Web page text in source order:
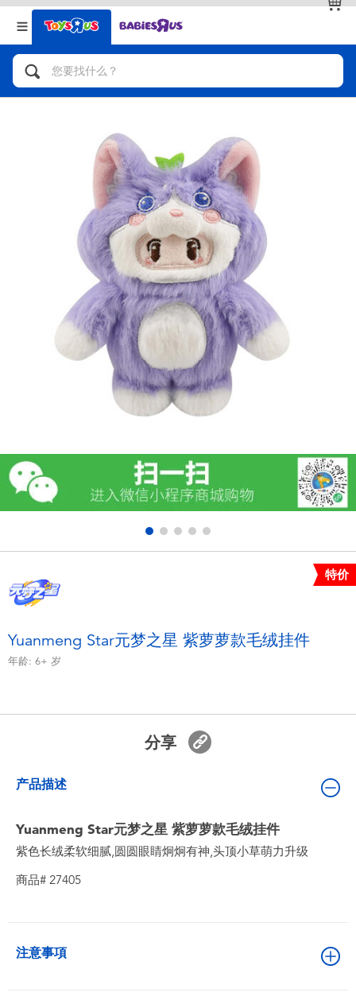
返回
分类目录
人气英雄，角色扮演，射击玩具
自行车，滑板车，骑乘车
拼砌组合及乐高LEGO
玩具车，货车，火车及遥控系列
手工艺，文具，蜡笔，泥胶，画板
娃娃，芭比，收藏公仔
电子玩具
游戏及拼图系列
益智学习玩具
户外及运动产品
模仿，化妆及造型系列
毛绒公仔玩具
玩具促销
返回
品牌
查看全部
特价
Yuanmeng Star元梦之星 紫萝萝款毛绒挂件
年龄: 6+ 岁
分享
产品描述
Yuanmeng Star元梦之星 紫萝萝款毛绒挂件
紫色长绒柔软细腻,圆圆眼睛炯炯有神,头顶小草萌力升级
商品# 27405
注意事項